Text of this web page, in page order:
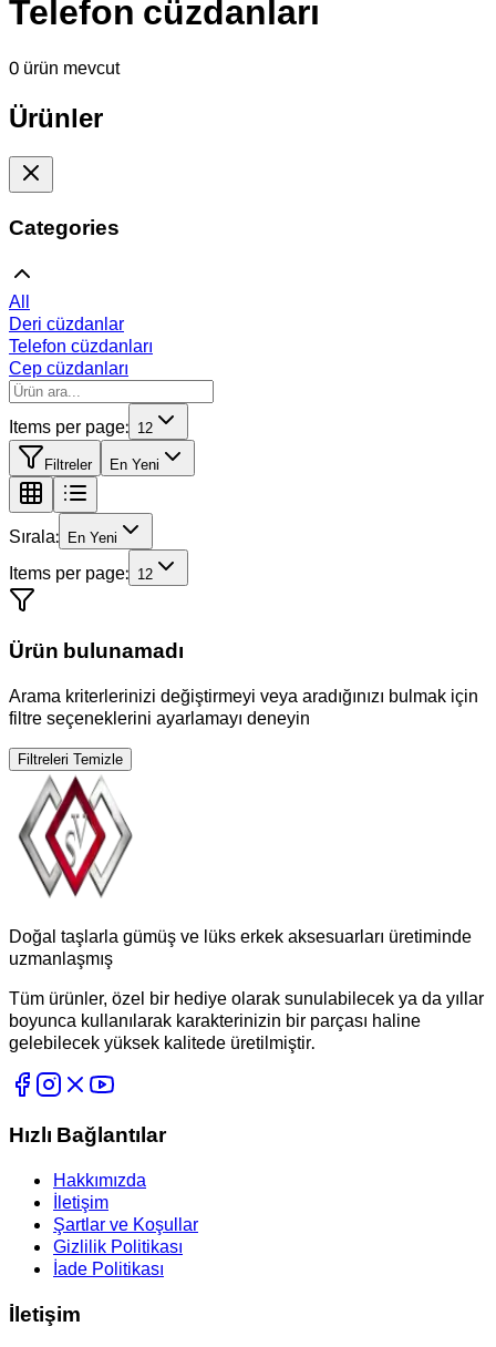
Telefon cüzdanları
0 ürün mevcut
Ürünler
Categories
All
Deri cüzdanlar
Telefon cüzdanları
Cep cüzdanları
Items per page: 12
Filtreler En Yeni
Sırala: En Yeni
Items per page: 12
Ürün bulunamadı
Arama kriterlerinizi değiştirmeyi veya aradığınızı bulmak için
filtre seçeneklerini ayarlamayı deneyin
Filtreleri Temizle
Doğal taşlarla gümüş ve lüks erkek aksesuarları üretiminde
uzmanlaşmış
Tüm ürünler, özel bir hediye olarak sunulabilecek ya da yıllar
boyunca kullanılarak karakterinizin bir parçası haline
gelebilecek yüksek kalitede üretilmiştir.
Hızlı Bağlantılar
Hakkımızda
İletişim
Şartlar ve Koşullar
Gizlilik Politikası
İade Politikası
İletişim